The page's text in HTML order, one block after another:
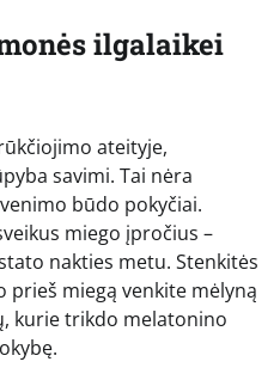
ilgalaikei
ateityje,
savimi. Tai nėra
būdo pokyčiai.
miego įpročius –
nakties metu. Stenkitės
prieš miegą venkite mėlyną
kurie trikdo melatonino